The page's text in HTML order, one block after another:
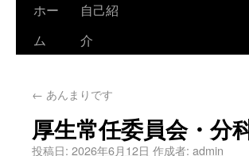
ホー
ム
自己紹
介
← あんまりです
厚生常任委員会・分
投稿日: 2026年6月12日 作成者: admin